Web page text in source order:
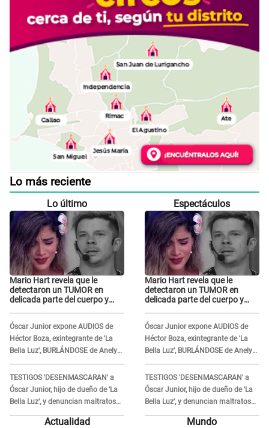
Lo más reciente
Lo último
Mario Hart revela que le
detectaron un TUMOR en
delicada parte del cuerpo y
Óscar Junior expone AUDIOS de
Héctor Boza, exintegrante de 'La
Bella Luz', BURLÁNDOSE de Anely
Dávila tras acusarlo de maltrato:
"Grábame..."
TESTIGOS 'DESENMASCARAN' a
Óscar Junior, hijo de dueño de 'La
Bella Luz', y denuncian maltratos
en la orquesta: "Los humilla..."
Espectáculos
Mario Hart revela que le
detectaron un TUMOR en
delicada parte del cuerpo y
Óscar Junior expone AUDIOS de
Héctor Boza, exintegrante de 'La
Bella Luz', BURLÁNDOSE de Anely
Dávila tras acusarlo de maltrato:
"Grábame..."
TESTIGOS 'DESENMASCARAN' a
Óscar Junior, hijo de dueño de 'La
Bella Luz', y denuncian maltratos
en la orquesta: "Los humilla..."
Actualidad Mundo